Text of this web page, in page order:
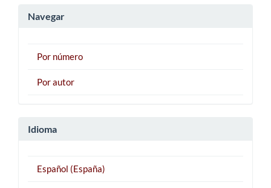
Navegar
Por número
Por autor
Idioma
Español (España)